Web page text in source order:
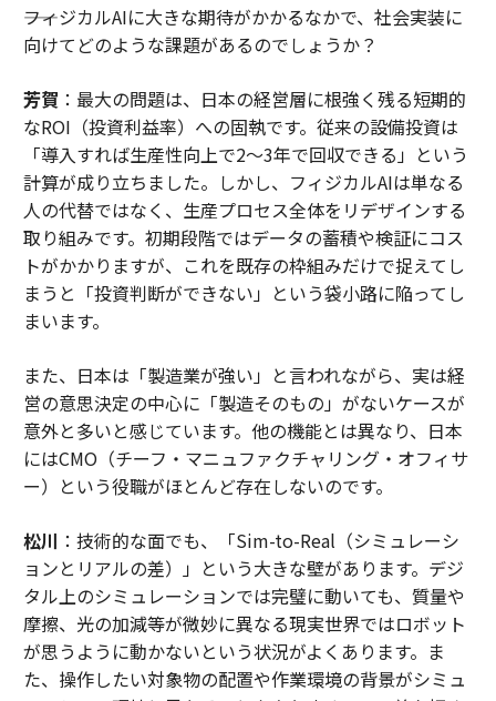
――フィジカルAIに大きな期待がかかるなかで、社会実装に
向けてどのような課題があるのでしょうか？
芳賀 ：最大の問題は、日本の経営層に根強く残る短期的
なROI（投資利益率）への固執です。従来の設備投資は
「導入すれば生産性向上で2〜3年で回収できる」という
計算が成り立ちました。しかし、フィジカルAIは単なる
人の代替ではなく、生産プロセス全体をリデザインする
取り組みです。初期段階ではデータの蓄積や検証にコス
トがかかりますが、これを既存の枠組みだけで捉えてし
まうと「投資判断ができない」という袋小路に陥ってし
まいます。
また、日本は「製造業が強い」と言われながら、実は経
営の意思決定の中心に「製造そのもの」がないケースが
意外と多いと感じています。他の機能とは異なり、日本
にはCMO（チーフ・マニュファクチャリング・オフィサ
ー）という役職がほとんど存在しないのです。
松川 ：技術的な面でも、「Sim-to-Real（シミュレーシ
ョンとリアルの差）」という大きな壁があります。デジ
タル上のシミュレーションでは完璧に動いても、質量や
摩擦、光の加減等が微妙に異なる現実世界ではロボット
が思うように動かないという状況がよくあります。ま
た、操作したい対象物の配置や作業環境の背景がシミュ